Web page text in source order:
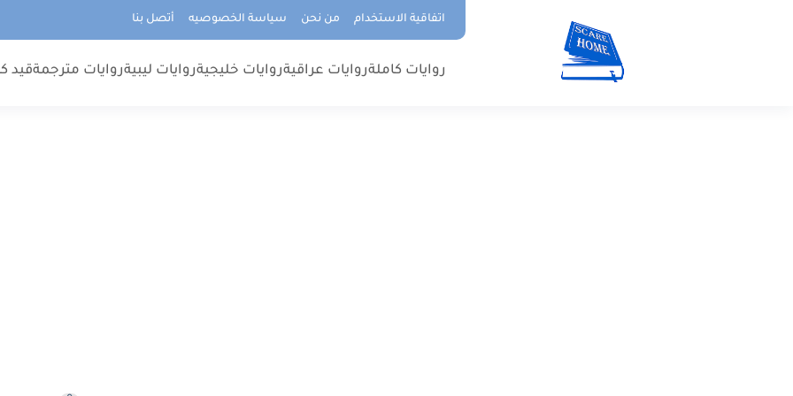
اتفاقية الاستخدام من نحن سياسة الخصوصيه أتصل بنا
روايات كاملةروايات عراقيةروايات خليجيةروايات ليبيةروايات مترجمةقيد